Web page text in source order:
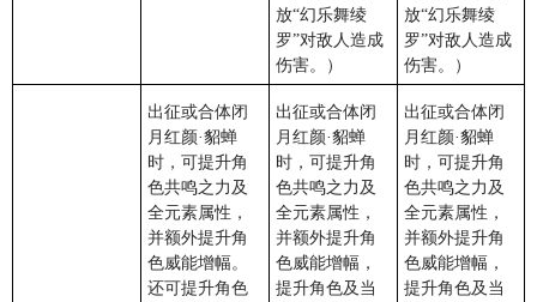
放“幻乐舞绫
罗”对敌人造成
伤害。）
放“幻乐舞绫
罗”对敌人造成
伤害。）
出征或合体闭
月红颜·貂蝉
时，可提升角
色共鸣之力及
全元素属性，
并额外提升角
色威能增幅。
还可提升角色
出征或合体闭
月红颜·貂蝉
时，可提升角
色共鸣之力及
全元素属性，
并额外提升角
色威能增幅，
提升角色及当
出征或合体闭
月红颜·貂蝉
时，可提升角
色共鸣之力及
全元素属性，
并额外提升角
色威能增幅，
提升角色及当